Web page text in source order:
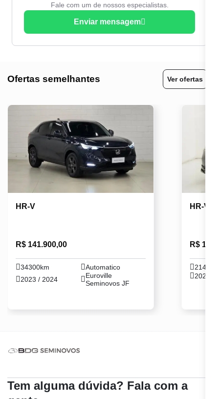
Fale com um de nossos especialistas.
Enviar mensagem
Ofertas semelhantes Ver ofertas
HR-V
R$ 141.900,00
34300km
Automatico
2023 / 2024
Euroville
Seminovos JF
HR-V
R$
2023 /
Tem alguma dúvida? Fala com a